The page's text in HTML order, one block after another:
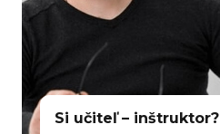
Si učiteľ – inštruktor?